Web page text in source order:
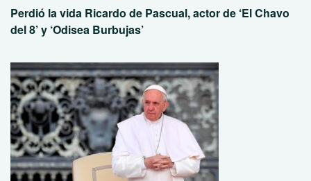
Perdió la vida Ricardo de Pascual, actor de ‘El Chavo
del 8’ y ‘Odisea Burbujas’